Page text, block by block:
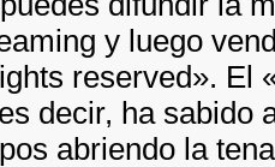
y luego
reserved». El
decir, ha sabido
abriendo la